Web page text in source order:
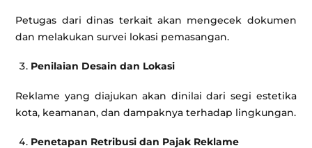
Petugas dari dinas terkait akan mengecek dokumen
dan melakukan survei lokasi pemasangan.
Penilaian Desain dan Lokasi
Reklame yang diajukan akan dinilai dari segi estetika
kota, keamanan, dan dampaknya terhadap lingkungan.
Penetapan Retribusi dan Pajak Reklame